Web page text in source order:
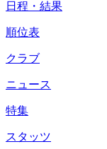
日程・結果
順位表
クラブ
ニュース
特集
スタッツ